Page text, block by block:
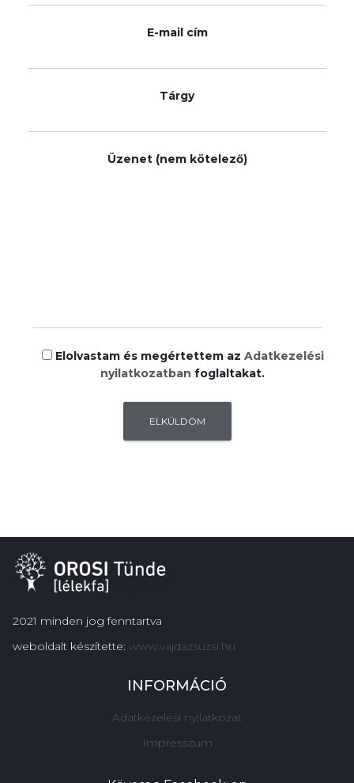
E-mail cím
Tárgy
Üzenet (nem kötelező)
Elolvastam és megértettem az Adatkezelési
nyilatkozatban foglaltakat.
2021 minden jog fenntartva
weboldalt készítette: www.vajdazsuzsi.hu
INFORMÁCIÓ
Adatkezelési nyilatkozat
Impresszum